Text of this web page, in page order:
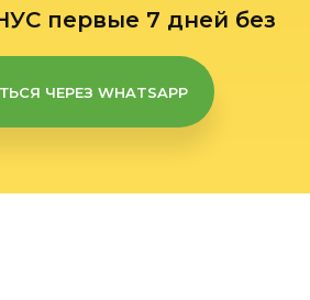
первые 7 дней без
ЧЕРЕЗ WHATSAPP